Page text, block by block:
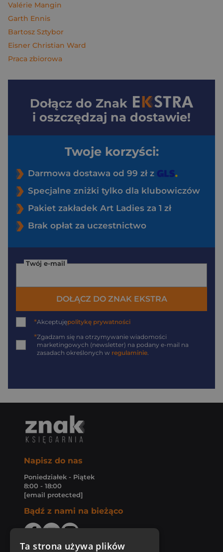
Valérie Mangin
Garth Ennis
Bartosz Sztybor
Eisner Christian Ward
Praca zbiorowa
Dołącz do Znak
i oszczędzaj na dostawie!
Twoje korzyści:
Darmowa dostawa od 99 zł z
Specjalne zniżki tylko dla klubowiczów
Pakiet zakładek Art Ladies za 1 zł
Brak opłat za uczestnictwo
Twój e-mail
DOŁĄCZ DO ZNAK EKSTRA
*Akceptujępolitykę prywatności
*Zgadzam się na otrzymywanie wiadomości
marketingowych (newsletter) na podany e-mail na
zasadach określonych w regulaminie.
Napisz do nas
Poniedziałek - Piątek
8:00 - 18:00
[email protected]
Bądź z nami na bieżąco
Ta strona używa plików